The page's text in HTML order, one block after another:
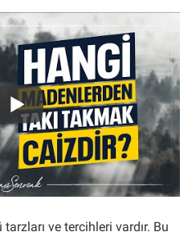
ve tercihleri vardır. Bu